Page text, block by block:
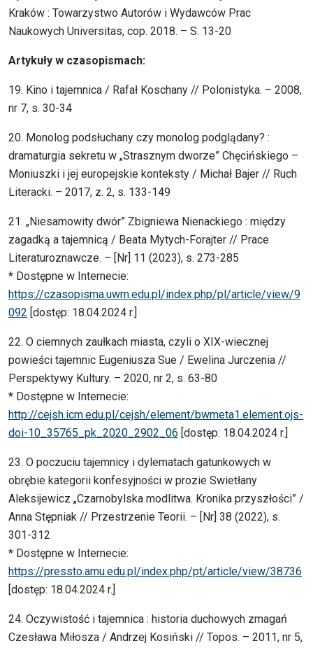
Kraków : Towarzystwo Autorów i Wydawców Prac
Naukowych Universitas, cop. 2018. – S. 13-20
Artykuły w czasopismach:
19. Kino i tajemnica / Rafał Koschany // Polonistyka. – 2008,
nr 7, s. 30-34
20. Monolog podsłuchany czy monolog podglądany? :
dramaturgia sekretu w „Strasznym dworze” Chęcińskiego –
Moniuszki i jej europejskie konteksty / Michał Bajer // Ruch
Literacki. – 2017, z. 2, s. 133-149
21. „Niesamowity dwór” Zbigniewa Nienackiego : między
zagadką a tajemnicą / Beata Mytych-Forajter // Prace
Literaturoznawcze. – [Nr] 11 (2023), s. 273-285
* Dostępne w Internecie:
https://czasopisma.uwm.edu.pl/index.php/pl/article/view/9
092 [dostęp: 18.04.2024 r.]
22. O ciemnych zaułkach miasta, czyli o XIX-wiecznej
powieści tajemnic Eugeniusza Sue / Ewelina Jurczenia //
Perspektywy Kultury. – 2020, nr 2, s. 63-80
* Dostępne w Internecie:
http://cejsh.icm.edu.pl/cejsh/element/bwmeta1.element.ojs-
doi-10_35765_pk_2020_2902_06 [dostęp: 18.04.2024 r.]
23. O poczuciu tajemnicy i dylematach gatunkowych w
obrębie kategorii konfesyjności w prozie Swietłany
Aleksijewicz „Czarnobylska modlitwa. Kronika przyszłości” /
Anna Stępniak // Przestrzenie Teorii. – [Nr] 38 (2022), s.
301-312
* Dostępne w Internecie:
https://pressto.amu.edu.pl/index.php/pt/article/view/38736
[dostęp: 18.04.2024 r.]
24. Oczywistość i tajemnica : historia duchowych zmagań
Czesława Miłosza / Andrzej Kosiński // Topos. – 2011, nr 5,